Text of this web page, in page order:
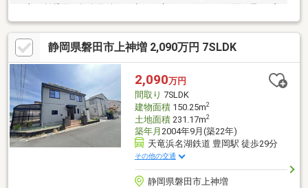
の方、賃貸用の投資物件をお考えの方にもぴったりな買い易いプ
ライス設定です。生活利便施設が充実の好立地：地元の人気ショ
ッピング施設「森のマルシェきころ」まで徒歩６分（約４５０
ｍ）、浜松市天竜区役所まで徒歩８分（約５７５ｍ）、静岡銀行
天竜支店まで徒歩３分（約２１５ｍ）と、日常の買い出しや手続
きが非常に便利な周辺環境です。使いやすい３ＤＫの間取り：１
階にＤＫと和室、２階にもお部屋とバルコニーを備えた無駄のな
い間取り構成です。現在空家となっておりますので、じっくりと
ご内覧いた
静岡県磐田市上神増 2,090万円 7SLDK
2,090万円
間取り 7SLDK
建物面積150.25m2
土地面積231.17m2
築年月 2004年9月(築22年)
天竜浜名湖鉄道 豊岡駅 徒歩29分
その他の交通
静岡県磐田市上神増